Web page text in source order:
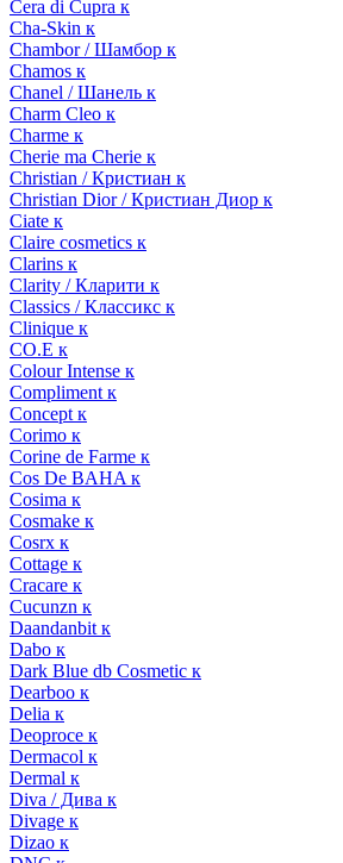
Cera di Cupra к
Cha-Skin к
Chambor / Шамбор к
Chamos к
Chanel / Шанель к
Charm Cleo к
Charme к
Cherie ma Cherie к
Christian / Кристиан к
Christian Dior / Кристиан Диор к
Ciate к
Claire cosmetics к
Clarins к
Clarity / Кларити к
Classics / Классикс к
Clinique к
CO.E к
Colour Intense к
Compliment к
Concept к
Corimo к
Corine de Farme к
Cos De BAHA к
Cosima к
Cosmake к
Cosrx к
Cottage к
Cracare к
Cucunzn к
Daandanbit к
Dabo к
Dark Blue db Cosmetic к
Dearboo к
Delia к
Deoproce к
Dermacol к
Dermal к
Diva / Дива к
Divage к
Dizao к